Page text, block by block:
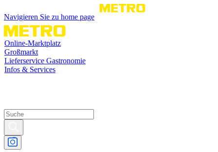
Navigieren Sie zu home page
Online-Marktplatz
Großmarkt
Lieferservice Gastronomie
Infos & Services